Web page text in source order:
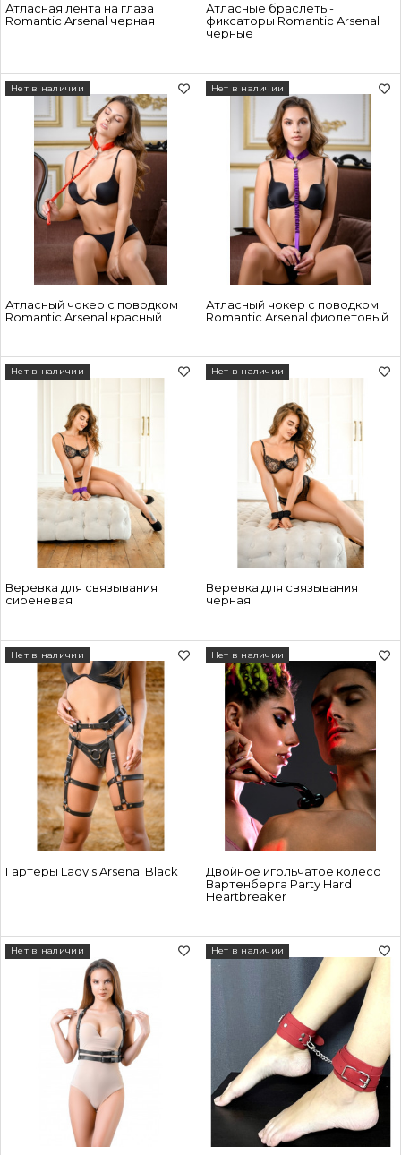
Атласная лента на глаза
Romantic Arsenal черная
Атласные браслеты-
фиксаторы Romantic Arsenal
черные
Атласный чокер с поводком
Romantic Arsenal красный
Нет в наличии
Атласный чокер с поводком
Romantic Arsenal фиолетовый
Нет в наличии
Веревка для связывания
сиреневая
Нет в наличии
Веревка для связывания
черная
Нет в наличии
Гартеры Lady's Arsenal Black
Нет в наличии
Двойное игольчатое колесо
Вартенберга Party Hard
Heartbreaker
Нет в наличии
Нет в наличии Нет в наличии